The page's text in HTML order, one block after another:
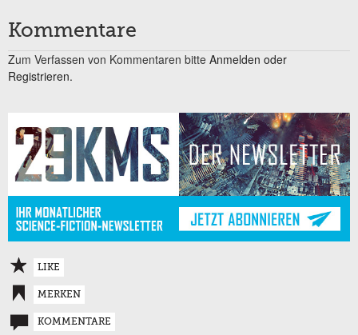
Kommentare
Zum Verfassen von Kommentaren bitte Anmelden oder
Registrieren.
LIKE
MERKEN
KOMMENTARE